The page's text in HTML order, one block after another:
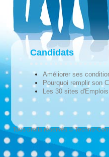
Candidats
Améliorer ses
Pourquoi remplir son
Les 30 sites
Tous droits réservés © Techno-